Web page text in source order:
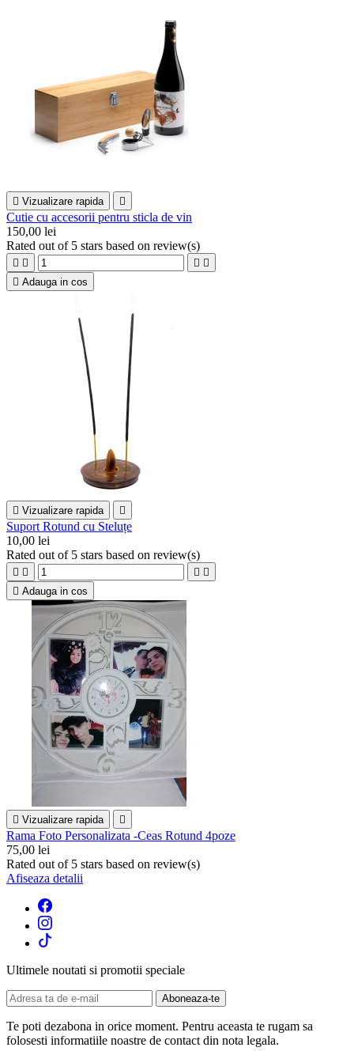
 Vizualizare rapida 
Cutie cu accesorii pentru sticla de vin
150,00 lei
Rated out of 5 stars based on review(s)
   
 Adauga in cos
 Vizualizare rapida 
Suport Rotund cu Steluțe
10,00 lei
Rated out of 5 stars based on review(s)
   
 Adauga in cos
 Vizualizare rapida 
Rama Foto Personalizata -Ceas Rotund 4poze
75,00 lei
Rated out of 5 stars based on review(s)
Afiseaza detalii
Ultimele noutati si promotii speciale
Te poti dezabona in orice moment. Pentru aceasta te rugam sa
folosesti informatiile noastre de contact din nota legala.